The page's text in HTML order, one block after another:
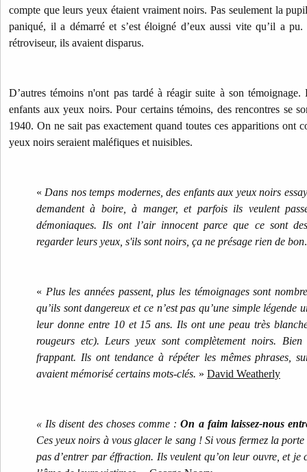
compte que leurs yeux étaient vraiment noirs. Pas seulement la
paniqué, il a démarré et s’est éloigné d’eux aussi vite qu’il a
rétroviseur, ils avaient disparus.
D’autres témoins n'ont pas tardé à réagir suite à son
enfants aux yeux noirs. Pour certains témoins, des rencontres se
1940. On ne sait pas exactement quand toutes ces apparitions ont
yeux noirs seraient maléfiques et nuisibles.
« Dans nos temps modernes, des enfants aux yeux noirs
demandent à boire, à manger, et parfois ils veulent
démoniaques. Ils ont l’air innocent parce que ce sont
regarder leurs yeux, s'ils sont noirs, ça ne présage rien de bon
« Plus les années passent, plus les témoignages sont
qu’ils sont dangereux et ce n’est pas qu’une simple légende
leur donne entre 10 et 15 ans. Ils ont une peau très
rougeurs etc). Leurs yeux sont complètement noirs.
frappant. Ils ont tendance à répéter les mêmes phrases,
avaient mémorisé certains mots-clés. » David Weatherly
« Ils disent des choses comme :On a faim laissez-nous
Ces yeux noirs à vous glacer le sang ! Si vous fermez la
pas d’entrer par éffraction. Ils veulent qu’on leur ouvre, et je